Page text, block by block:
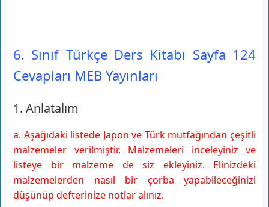
6. Sınıf Türkçe Ders Kitabı Sayfa 124
Cevapları MEB Yayınları
1. Anlatalım
a. Aşağıdaki listede Japon ve Türk mutfağından çeşitli
malzemeler verilmiştir. Malzemeleri inceleyiniz ve
listeye bir malzeme de siz ekleyiniz. Elinizdeki
malzemelerden nasıl bir çorba yapabileceğinizi
düşünüp defterinize notlar alınız.